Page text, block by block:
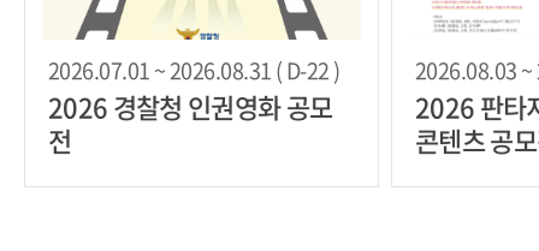
2026.07.01 ~ 2026.08.31 ( D-22 )
2026 경찰청 인권영화 공모
전
2026.08.03 ~
2026 판타
콘텐츠 공